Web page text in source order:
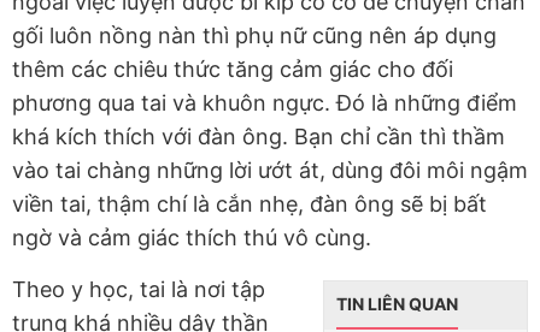
gối luôn nồng nàn thì phụ nữ cũng nên áp dụng
thêm các chiêu thức tăng cảm giác cho đối
phương qua tai và khuôn ngực. Đó là những điểm
khá kích thích với đàn ông. Bạn chỉ cần thì thầm
vào tai chàng những lời ướt át, dùng đôi môi ngậm
viền tai, thậm chí là cắn nhẹ, đàn ông sẽ bị bất
ngờ và cảm giác thích thú vô cùng.
TIN LIÊN QUAN
Theo y học, tai là nơi tập
trung khá nhiều dây thần